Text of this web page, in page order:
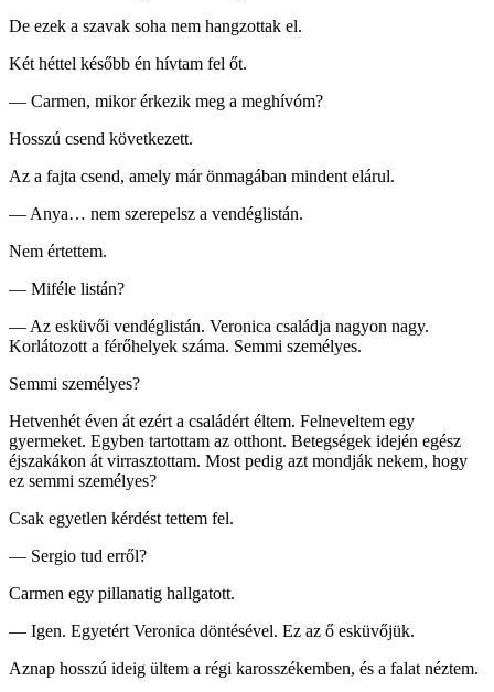
De ezek a szavak soha nem hangzottak el.
Két héttel később én hívtam fel őt.
— Carmen, mikor érkezik meg a meghívóm?
Hosszú csend következett.
Az a fajta csend, amely már önmagában mindent elárul.
— Anya… nem szerepelsz a vendéglistán.
Nem értettem.
— Miféle listán?
— Az esküvői vendéglistán. Veronica családja nagyon nagy.
Korlátozott a férőhelyek száma. Semmi személyes.
Semmi személyes?
Hetvenhét éven át ezért a családért éltem. Felneveltem egy
gyermeket. Egyben tartottam az otthont. Betegségek idején egész
éjszakákon át virrasztottam. Most pedig azt mondják nekem, hogy
ez semmi személyes?
Csak egyetlen kérdést tettem fel.
— Sergio tud erről?
Carmen egy pillanatig hallgatott.
— Igen. Egyetért Veronica döntésével. Ez az ő esküvőjük.
Aznap hosszú ideig ültem a régi karosszékemben, és a falat néztem.